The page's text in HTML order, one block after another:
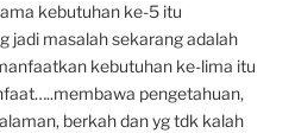
kebutuhan ke-5 itu
jadi masalah sekarang adalah
kebutuhan ke-lima itu
pengetahuan,
berkah dan yg tdk kalah